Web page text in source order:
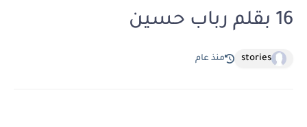
16 بقلم رباب حسين
stories منذ عام